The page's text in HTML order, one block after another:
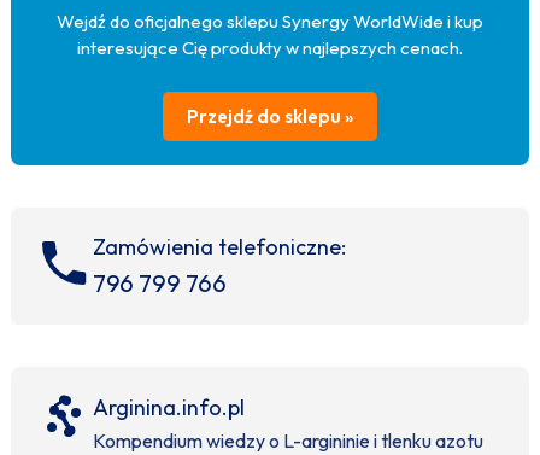
Wejdź do oficjalnego sklepu Synergy WorldWide i kup
interesujące Cię produkty w najlepszych cenach.
Przejdź do sklepu »
Zamówienia telefoniczne:
796 799 766
Arginina.info.pl
Kompendium wiedzy o L-argininie i tlenku azotu